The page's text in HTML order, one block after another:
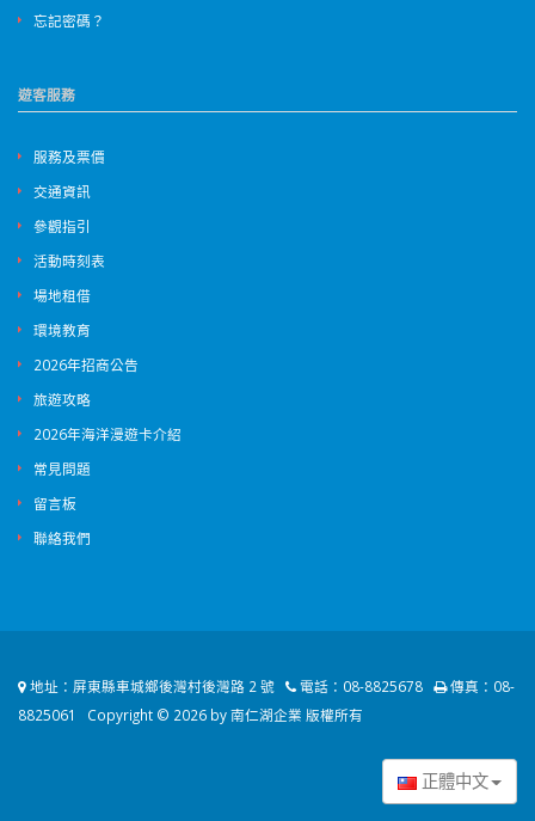
忘記密碼？
遊客服務
服務及票價
交通資訊
參觀指引
活動時刻表
場地租借
環境教育
2026年招商公告
旅遊攻略
2026年海洋漫遊卡介紹
常見問題
留言板
聯絡我們
地址： 屏東縣車城鄉後灣村後灣路 2 號 電話： 08-8825678 傳真： 08-
8825061
Copyright © 2026 by 南仁湖企業 版權所有
正體中文